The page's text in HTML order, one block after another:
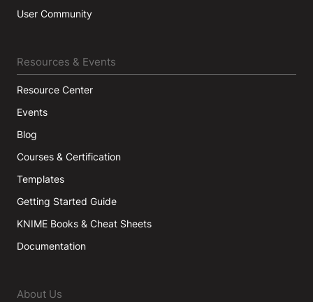
User Community
Resources & Events
Resource Center
Events
Blog
Courses & Certification
Templates
Getting Started Guide
KNIME Books & Cheat Sheets
Documentation
About Us